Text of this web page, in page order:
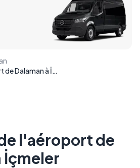
Transfert de l'aéroport de Dalaman à İçmeler
l'aéroport de
İçmeler